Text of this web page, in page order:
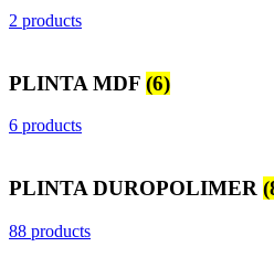
2 products
PLINTA MDF (6)
6 products
PLINTA DUROPOLIMER
88 products